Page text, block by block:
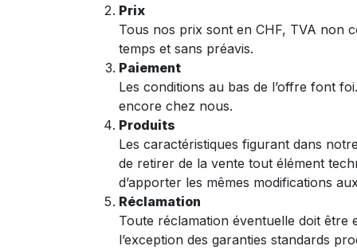
Prix
Tous nos prix sont en CHF, TVA non
temps et sans préavis.
Paiement
Les conditions au bas de l’offre font
encore chez nous.
Produits
Les caractéristiques figurant dans
de retirer de la vente tout élément
d’apporter les mêmes modifications
Réclamation
Toute réclamation éventuelle doit
l’exception des garanties standards